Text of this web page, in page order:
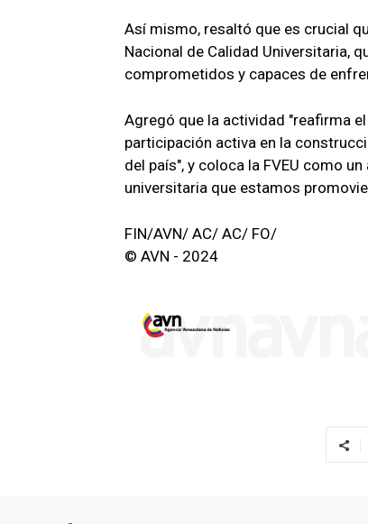
Así mismo, resaltó que es crucial
Nacional de Calidad Universitaria,
comprometidos y capaces de
Agregó que la actividad "reafirma
participación activa en la
del país", y coloca la FVEU como
universitaria que estamos
FIN/AVN/ AC/ AC/ FO/
© AVN - 2024